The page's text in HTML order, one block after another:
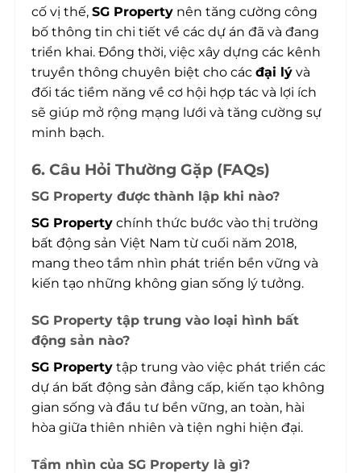
cố vị thế,SG Property nên tăng cường công
bố thông tin chi tiết về các dự án đã và đang
triển khai. Đồng thời, việc xây dựng các kênh
truyền thông chuyên biệt cho cácđại lý và
đối tác tiềm năng về cơ hội hợp tác và lợi ích
sẽ giúp mở rộng mạng lưới và tăng cường sự
minh bạch.
6. Câu Hỏi Thường Gặp (FAQs)
SG Property được thành lập khi nào?
SG Property chính thức bước vào thị trường
bất động sản Việt Nam từ cuối năm 2018,
mang theo tầm nhìn phát triển bền vững và
kiến tạo những không gian sống lý tưởng.
SG Property tập trung vào loại hình bất
động sản nào?
SG Property tập trung vào việc phát triển các
dự án bất động sản đẳng cấp, kiến tạo không
gian sống và đầu tư bền vững, an toàn, hài
hòa giữa thiên nhiên và tiện nghi hiện đại.
Tầm nhìn của SG Property là gì?